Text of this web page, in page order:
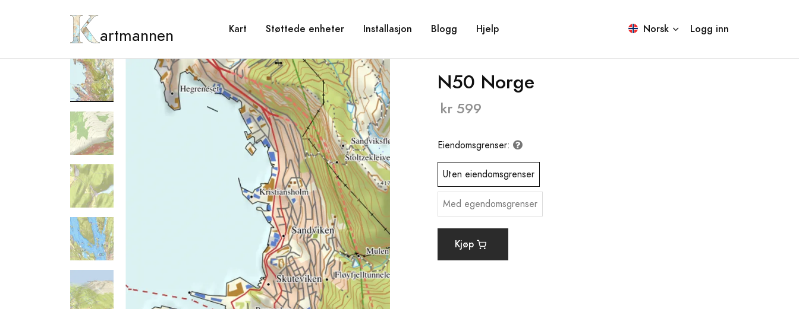
artmannen Kart Støttede enheter Installasjon Blogg Hjelp Norsk Logg inn
N50 Norge
kr 599
Eiendomsgrenser:
Uten eiendomsgrenser
Med egendomsgrenser
Kjøp